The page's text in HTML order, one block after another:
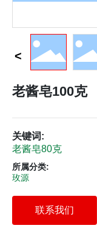
老酱皂100克
关键词:
老酱皂80克
所属分类:
玫源
联系我们